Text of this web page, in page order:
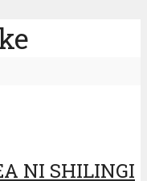
NI SHILINGI